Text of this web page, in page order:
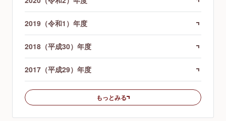
2019（令和1）年度
2018（平成30）年度
2017（平成29）年度
もっとみる